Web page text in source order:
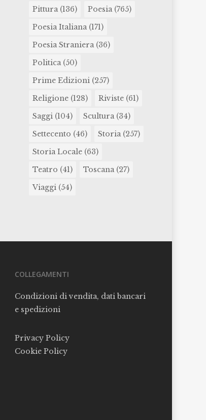
Pittura(136) Poesia(765)
Poesia Italiana(171)
Poesia Straniera(36)
Politica(50)
Prime Edizioni(257)
Religione(128) Riviste(61)
Saggi(104) Scultura(34)
Settecento (46) Storia(257)
Storia Locale(63)
Teatro (41) Toscana(27)
Viaggi(54)
COLLEGAMENTI
Condizioni di vendita, dati bancari
e spedizioni
Privacy Policy
Cookie Policy